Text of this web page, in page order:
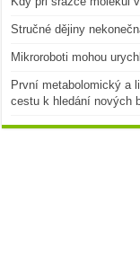
Stručné dějiny
Mikroroboti mohou
První metabolomický a
cestu k hledání nových